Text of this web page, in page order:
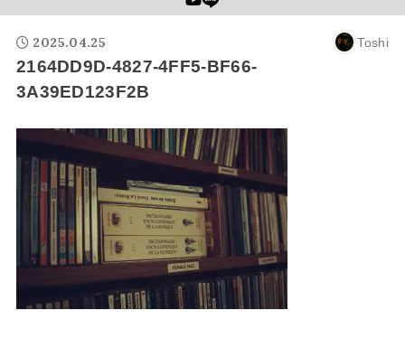
2025.04.25 Toshi
2164DD9D-4827-4FF5-BF66-
3A39ED123F2B